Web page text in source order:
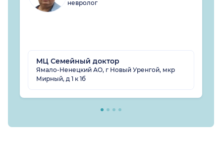
невролог
МЦ Семейный доктор
Ямало-Ненецкий АО, г Новый Уренгой, мкр
Мирный, д 1 к 1б